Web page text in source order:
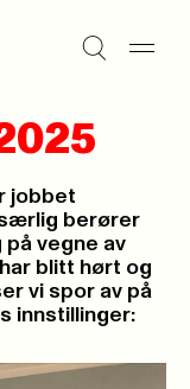
jobbet
berører
vegne av
blitt hørt og
vi spor av på
innstillinger: